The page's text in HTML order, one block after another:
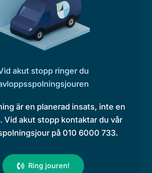
akut stopp ringer du
är en planerad insats, inte en
Vid akut stopp kontaktar du vår
på 010 6000 733.
Ring jouren!